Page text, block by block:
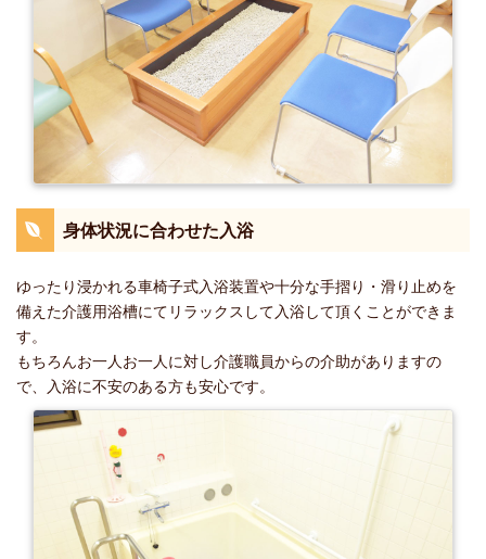
身体状況に合わせた入浴
ゆったり浸かれる車椅子式入浴装置や十分な手摺り・滑り止めを
備えた介護用浴槽にてリラックスして入浴して頂くことができま
す。
もちろんお一人お一人に対し介護職員からの介助がありますの
で、入浴に不安のある方も安心です。